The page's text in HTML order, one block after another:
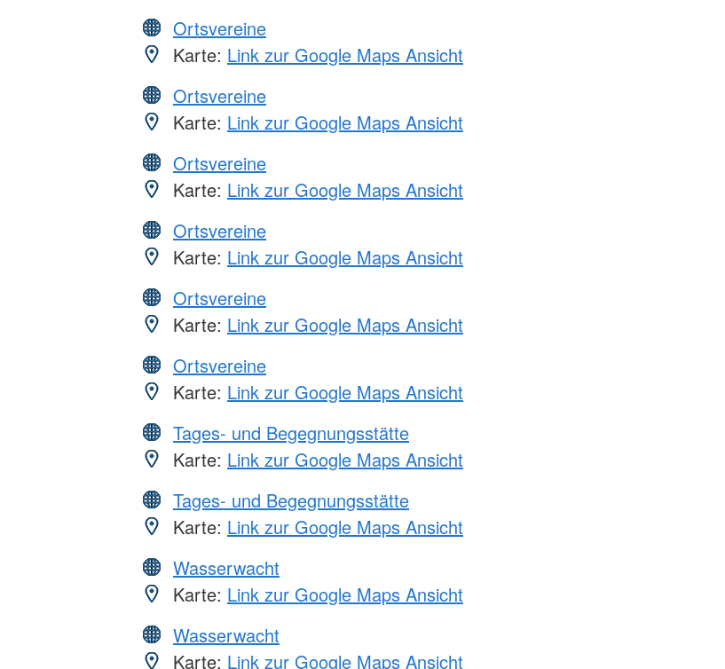
Ortsvereine
Karte: Link zur Google Maps Ansicht
Ortsvereine
Karte: Link zur Google Maps Ansicht
Ortsvereine
Karte: Link zur Google Maps Ansicht
Ortsvereine
Karte: Link zur Google Maps Ansicht
Ortsvereine
Karte: Link zur Google Maps Ansicht
Ortsvereine
Karte: Link zur Google Maps Ansicht
Tages- und Begegnungsstätte
Karte: Link zur Google Maps Ansicht
Tages- und Begegnungsstätte
Karte: Link zur Google Maps Ansicht
Wasserwacht
Karte: Link zur Google Maps Ansicht
Wasserwacht
Karte: Link zur Google Maps Ansicht